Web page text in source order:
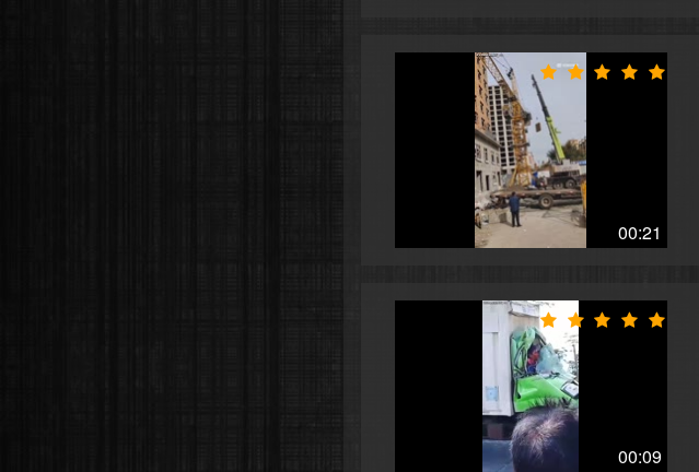
00:21
00:09